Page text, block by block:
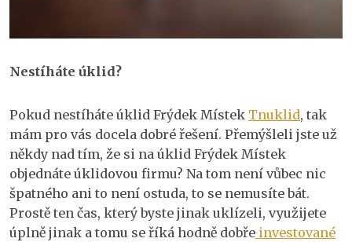
Nestíháte úklid?
Pokud nestíháte úklid Frýdek Místek Tnuklid, tak
mám pro vás docela dobré řešení. Přemýšleli jste už
někdy nad tím, že si na úklid Frýdek Místek
objednáte úklidovou firmu? Na tom není vůbec nic
špatného ani to není ostuda, to se nemusíte bát.
Prostě ten čas, který byste jinak uklízeli, využijete
úplně jinak a tomu se říká hodně dobře investované